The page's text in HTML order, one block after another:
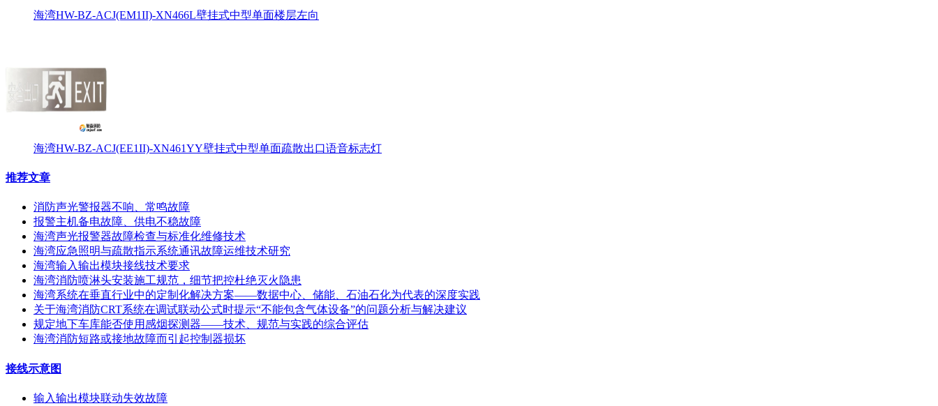
海湾HW-BZ-ACJ(EM1II)-XN466L壁挂式中型单面楼层左向
海湾HW-BZ-ACJ(EE1II)-XN461YY壁挂式中型单面疏散出口语音标志灯
推荐文章
消防声光警报器不响、常鸣故障
报警主机备电故障、供电不稳故障
海湾声光报警器故障检查与标准化维修技术
海湾应急照明与疏散指示系统通讯故障运维技术研究
海湾输入输出模块接线技术要求
海湾消防喷淋头安装施工规范，细节把控杜绝灭火隐患
海湾系统在垂直行业中的定制化解决方案——数据中心、储能、石油石化为代表的深度实践
关于海湾消防CRT系统在调试联动公式时提示“不能包含气体设备”的问题分析与解决建议
规定地下车库能否使用感烟探测器——技术、规范与实践的综合评估
海湾消防短路或接地故障而引起控制器损坏
接线示意图
输入输出模块联动失效故障